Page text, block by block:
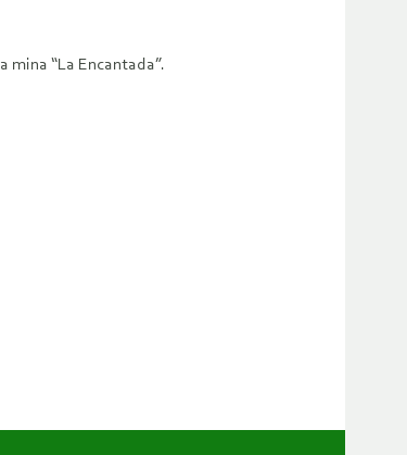
mina “La Encantada”.